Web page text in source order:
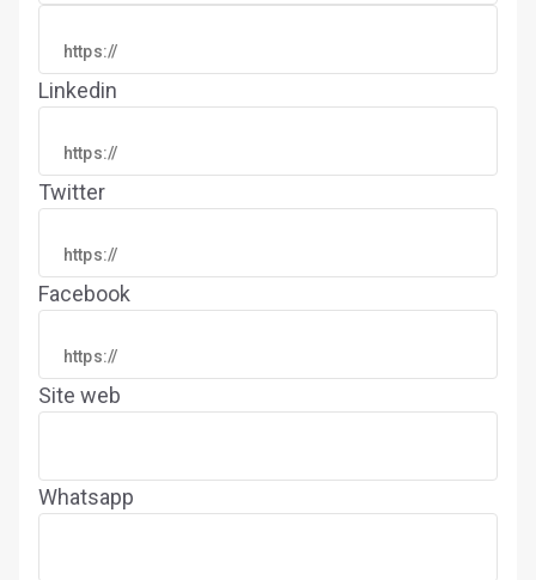
Linkedin
Twitter
Facebook
Site web
Whatsapp